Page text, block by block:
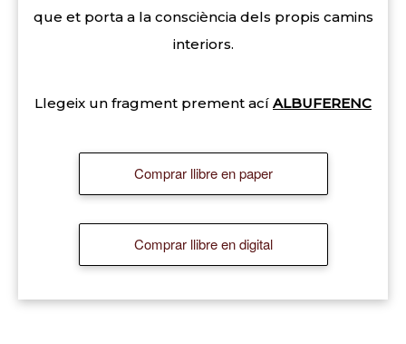
que et porta a la consciència dels propis camins
interiors.
Llegeix un fragment prement ací ALBUFERENC
Comprar llibre en paper
Comprar llibre en digital